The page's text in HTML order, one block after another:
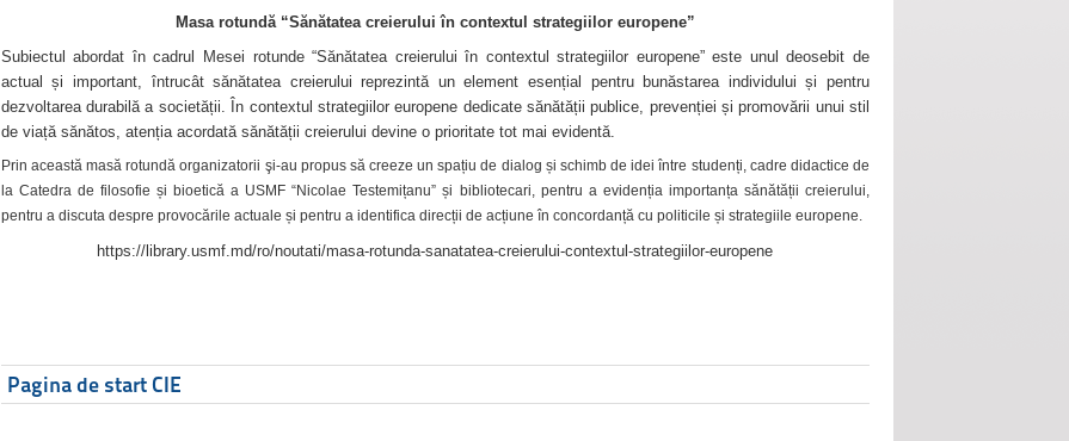
Masa rotundă “Sănătatea creierului în contextul strategiilor europene”
Subiectul abordat în cadrul Mesei rotunde “Sănătatea creierului în contextul strategiilor europene” este unul deosebit de
actual și important, întrucât sănătatea creierului reprezintă un element esențial pentru bunăstarea individului și pentru
dezvoltarea durabilă a societății. În contextul strategiilor europene dedicate sănătății publice, prevenției și promovării unui stil
de viață sănătos, atenția acordată sănătății creierului devine o prioritate tot mai evidentă.
Prin această masă rotundă organizatorii şi-au propus să creeze un spațiu de dialog și schimb de idei între studenți, cadre didactice de
la Catedra de filosofie și bioetică a USMF “Nicolae Testemițanu” și bibliotecari, pentru a evidenția importanța sănătății creierului,
pentru a discuta despre provocările actuale și pentru a identifica direcții de acțiune în concordanță cu politicile și strategiile europene.
https://library.usmf.md/ro/noutati/masa-rotunda-sanatatea-creierului-contextul-strategiilor-europene
Pagina de start CIE